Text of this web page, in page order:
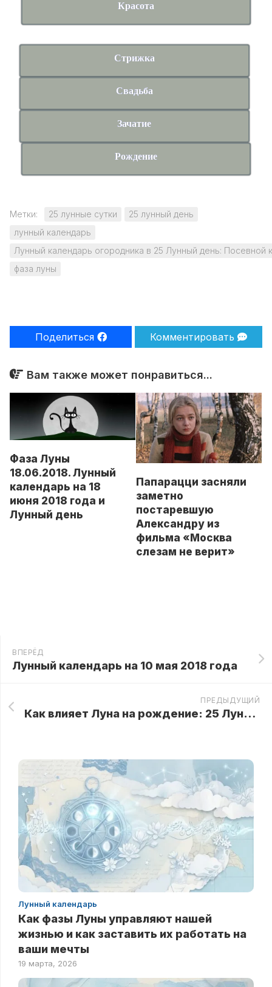
Красота
Стрижка
Свадьба
Зачатие
Рождение
Метки: 25 лунные сутки
25 лунный день
лунный календарь
Лунный календарь огородника в 25 Лунный день: Посевной
фаза луны
Поделиться Комментировать
Вам также может понравиться...
Фаза Луны
18.06.2018. Лунный
календарь на 18
июня 2018 года и
Лунный день
Папарацци засняли
заметно
постаревшую
Александру из
фильма «Москва
слезам не верит»
ВПЕРЁД
Лунный календарь на 10 мая 2018 года
ПРЕДЫДУЩИЙ
Как влияет Луна на рождение: 25 Лунный день
Лунный календарь
Как фазы Луны управляют нашей
жизнью и как заставить их работать на
ваши мечты
19 марта, 2026